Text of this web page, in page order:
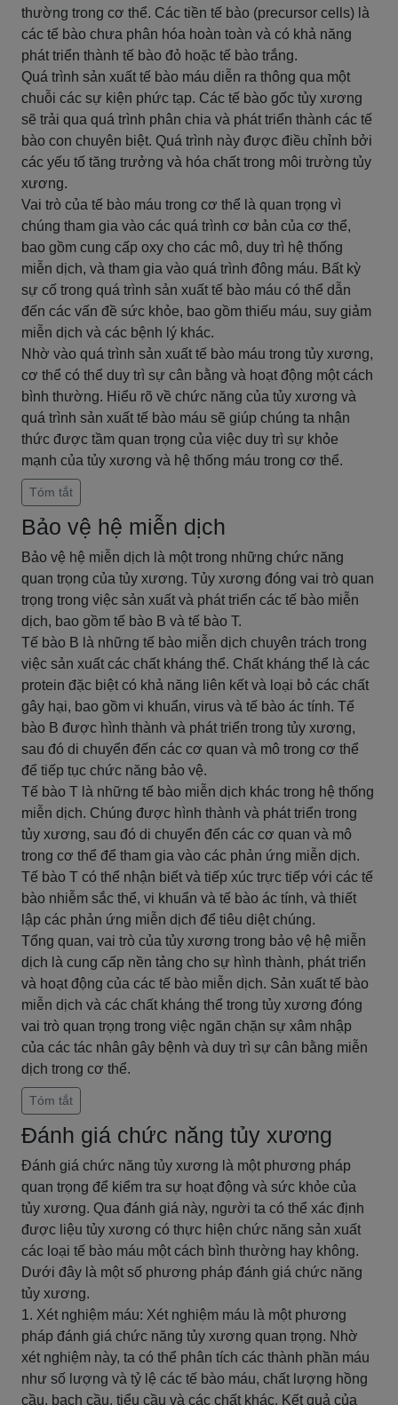
thường trong cơ thể. Các tiền tế bào (precursor cells) là
các tế bào chưa phân hóa hoàn toàn và có khả năng
phát triển thành tế bào đỏ hoặc tế bào trắng.
Quá trình sản xuất tế bào máu diễn ra thông qua một
chuỗi các sự kiện phức tạp. Các tế bào gốc tủy xương
sẽ trải qua quá trình phân chia và phát triển thành các tế
bào con chuyên biệt. Quá trình này được điều chỉnh bởi
các yếu tố tăng trưởng và hóa chất trong môi trường tủy
xương.
Vai trò của tế bào máu trong cơ thể là quan trọng vì
chúng tham gia vào các quá trình cơ bản của cơ thể,
bao gồm cung cấp oxy cho các mô, duy trì hệ thống
miễn dịch, và tham gia vào quá trình đông máu. Bất kỳ
sự cố trong quá trình sản xuất tế bào máu có thể dẫn
đến các vấn đề sức khỏe, bao gồm thiếu máu, suy giảm
miễn dịch và các bệnh lý khác.
Nhờ vào quá trình sản xuất tế bào máu trong tủy xương,
cơ thể có thể duy trì sự cân bằng và hoạt động một cách
bình thường. Hiểu rõ về chức năng của tủy xương và
quá trình sản xuất tế bào máu sẽ giúp chúng ta nhận
thức được tầm quan trọng của việc duy trì sự khỏe
mạnh của tủy xương và hệ thống máu trong cơ thể.
Tóm tắt
Bảo vệ hệ miễn dịch
Bảo vệ hệ miễn dịch là một trong những chức năng
quan trọng của tủy xương. Tủy xương đóng vai trò quan
trọng trong việc sản xuất và phát triển các tế bào miễn
dịch, bao gồm tế bào B và tế bào T.
Tế bào B là những tế bào miễn dịch chuyên trách trong
việc sản xuất các chất kháng thể. Chất kháng thể là các
protein đặc biệt có khả năng liên kết và loại bỏ các chất
gây hại, bao gồm vi khuẩn, virus và tế bào ác tính. Tế
bào B được hình thành và phát triển trong tủy xương,
sau đó di chuyển đến các cơ quan và mô trong cơ thể
để tiếp tục chức năng bảo vệ.
Tế bào T là những tế bào miễn dịch khác trong hệ thống
miễn dịch. Chúng được hình thành và phát triển trong
tủy xương, sau đó di chuyển đến các cơ quan và mô
trong cơ thể để tham gia vào các phản ứng miễn dịch.
Tế bào T có thể nhận biết và tiếp xúc trực tiếp với các tế
bào nhiễm sắc thể, vi khuẩn và tế bào ác tính, và thiết
lập các phản ứng miễn dịch để tiêu diệt chúng.
Tổng quan, vai trò của tủy xương trong bảo vệ hệ miễn
dịch là cung cấp nền tảng cho sự hình thành, phát triển
và hoạt động của các tế bào miễn dịch. Sản xuất tế bào
miễn dịch và các chất kháng thể trong tủy xương đóng
vai trò quan trọng trong việc ngăn chặn sự xâm nhập
của các tác nhân gây bệnh và duy trì sự cân bằng miễn
dịch trong cơ thể.
Tóm tắt
Đánh giá chức năng tủy xương
Đánh giá chức năng tủy xương là một phương pháp
quan trọng để kiểm tra sự hoạt động và sức khỏe của
tủy xương. Qua đánh giá này, người ta có thể xác định
được liệu tủy xương có thực hiện chức năng sản xuất
các loại tế bào máu một cách bình thường hay không.
Dưới đây là một số phương pháp đánh giá chức năng
tủy xương.
1. Xét nghiệm máu: Xét nghiệm máu là một phương
pháp đánh giá chức năng tủy xương quan trọng. Nhờ
xét nghiệm này, ta có thể phân tích các thành phần máu
như số lượng và tỷ lệ các tế bào máu, chất lượng hồng
cầu, bạch cầu, tiểu cầu và các chất khác. Kết quả của